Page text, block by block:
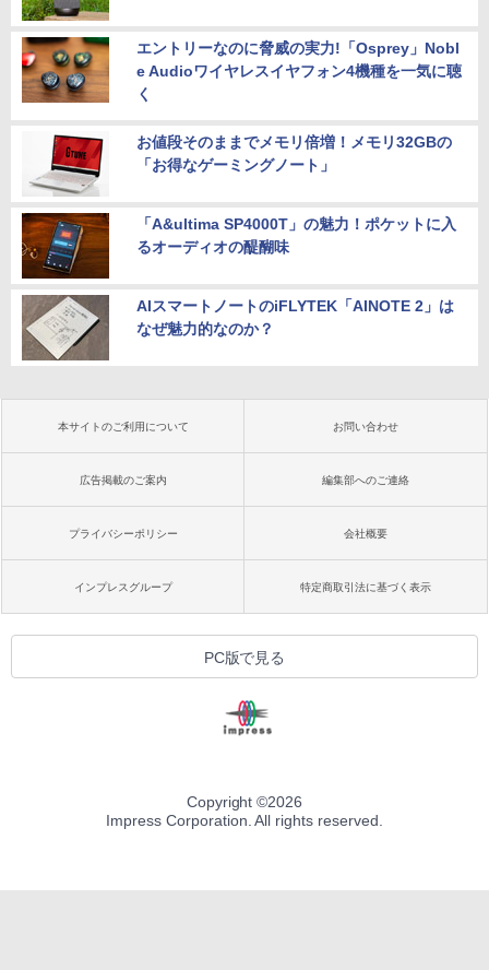
エントリーなのに脅威の実力!「Osprey」Nobl
e Audioワイヤレスイヤフォン4機種を一気に聴
く
お値段そのままでメモリ倍増！メモリ32GBの
「お得なゲーミングノート」
「A&ultima SP4000T」の魅力！ポケットに入
るオーディオの醍醐味
AIスマートノートのiFLYTEK「AINOTE 2」は
なぜ魅力的なのか？
本サイトのご利用について お問い合わせ
広告掲載のご案内 編集部へのご連絡
プライバシーポリシー 会社概要
インプレスグループ 特定商取引法に基づく表示
PC版で見る
Copyright ©2026
Impress Corporation. All rights reserved.